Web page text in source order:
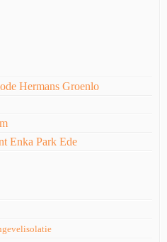
Hermans Groenlo
Enka Park Ede